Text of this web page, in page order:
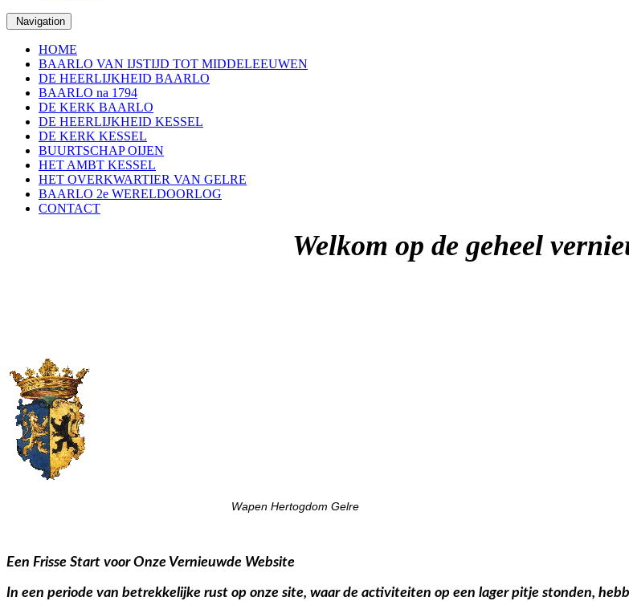
Navigation
HOME
BAARLO VAN IJSTIJD TOT MIDDELEEUWEN
DE HEERLIJKHEID BAARLO
BAARLO na 1794
DE KERK BAARLO
DE HEERLIJKHEID KESSEL
DE KERK KESSEL
BUURTSCHAP OIJEN
HET AMBT KESSEL
HET OVERKWARTIER VAN GELRE
BAARLO 2e WERELDOORLOG
CONTACT
Welkom op de geheel
Wapen Hertogdom Gelre
Een Frisse Start voor Onze Vernieuwde Website
In een periode van betrekkelijke rust op onze site, waar de activiteiten op een lager pitje stonden,